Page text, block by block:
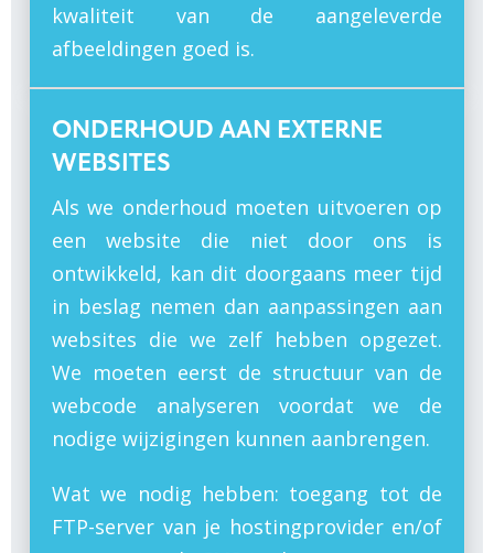
kwaliteit van de aangeleverde
afbeeldingen goed is.
ONDERHOUD AAN EXTERNE
WEBSITES
Als we onderhoud moeten uitvoeren op
een website die niet door ons is
ontwikkeld, kan dit doorgaans meer tijd
in beslag nemen dan aanpassingen aan
websites die we zelf hebben opgezet.
We moeten eerst de structuur van de
webcode analyseren voordat we de
nodige wijzigingen kunnen aanbrengen.
Wat we nodig hebben: toegang tot de
FTP-server van je hostingprovider en/of